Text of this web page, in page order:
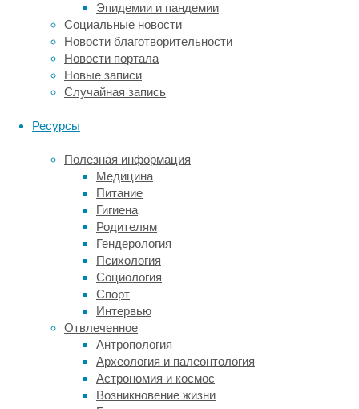
Эпидемии и пандемии
Социальные новости
Новости благотворительности
Новости портала
Новые записи
Случайная запись
Ресурсы
Полезная информация
Медицина
Питание
Гигиена
Родителям
Гендерология
Психология
Социология
Спорт
Интервью
Отвлеченное
Антропология
Археология и палеонтология
Астрономия и космос
Возникновение жизни
начале
операций,
говорившее
о
стрессе
у
коррелировало
снижением
вероятности
серьезных
хирургических
осложнений
пациентов
на
37%.
Читать
дальше
"Обнаружена
нелогичная
связь
Трансплантология
Новорожденному
впервые